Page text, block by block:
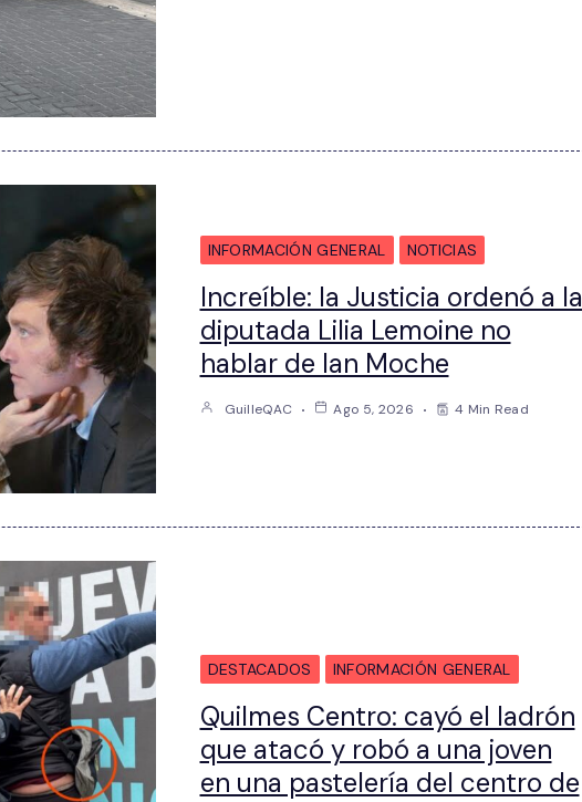
INFORMACIÓN GENERAL NOTICIAS
Increíble: la Justicia ordenó a la
diputada Lilia Lemoine no
hablar de Ian Moche
GuilleQAC Ago 5, 2026 4 Min Read
DESTACADOS INFORMACIÓN GENERAL
Quilmes Centro: cayó el ladrón
que atacó y robó a una joven
en una pastelería del centro de